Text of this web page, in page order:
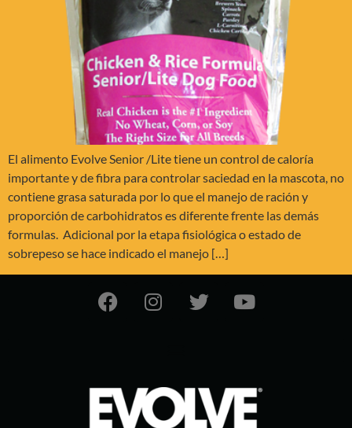
El alimento Evolve Senior /Lite tiene un control de caloría
importante y de fibra para controlar saciedad en la mascota, no
contiene grasa saturada por lo que el manejo de ración y
proporción de carbohidratos es diferente frente las demás
formulas. Adicional por la etapa fisiológica o estado de
sobrepeso se hace indicado el manejo […]